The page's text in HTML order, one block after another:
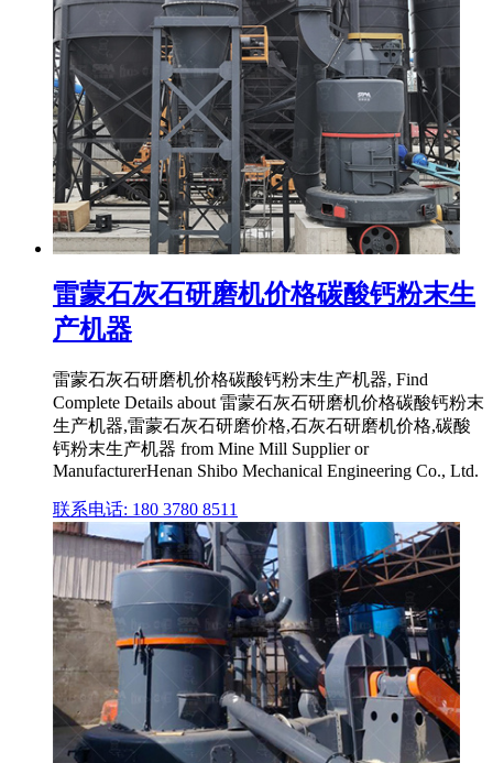
雷蒙石灰石研磨机价格碳酸钙粉末生
产机器
雷蒙石灰石研磨机价格碳酸钙粉末生产机器, Find
Complete Details about 雷蒙石灰石研磨机价格碳酸钙粉末
生产机器,雷蒙石灰石研磨价格,石灰石研磨机价格,碳酸
钙粉末生产机器 from Mine Mill Supplier or
ManufacturerHenan Shibo Mechanical Engineering Co., Ltd.
联系电话: 180 3780 8511